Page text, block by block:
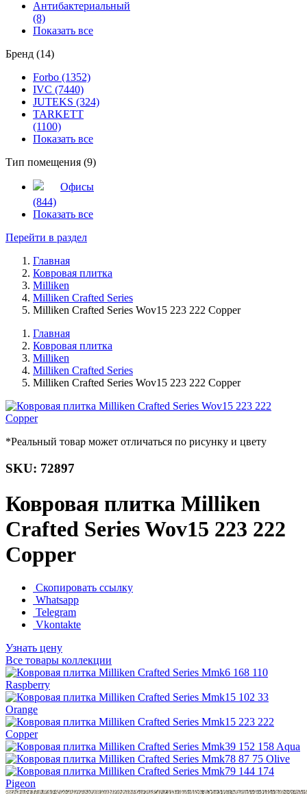
Антибактериальный
(8)
Показать все
Бренд (14)
Forbo (1352)
IVC (7440)
JUTEKS (324)
TARKETT
(1100)
Показать все
Тип помещения (9)
Офисы
(844)
Показать все
Перейти в раздел
Главная
Ковровая плитка
Milliken
Milliken Crafted Series
Milliken Crafted Series Wov15 223 222 Copper
Главная
Ковровая плитка
Milliken
Milliken Crafted Series
Milliken Crafted Series Wov15 223 222 Copper
*Реальный товар может отличаться по рисунку и цвету
SKU: 72897
Ковровая плитка Milliken
Crafted Series Wov15 223 222
Copper
Скопировать ссылку
Whatsapp
Telegram
Vkontakte
Узнать цену
Все товары коллекции